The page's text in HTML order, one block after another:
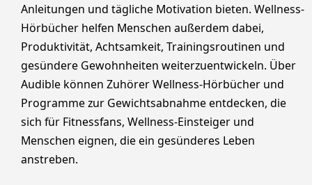
Anleitungen und tägliche Motivation bieten. Wellness-
Hörbücher helfen Menschen außerdem dabei,
Produktivität, Achtsamkeit, Trainingsroutinen und
gesündere Gewohnheiten weiterzuentwickeln. Über
Audible können Zuhörer Wellness-Hörbücher und
Programme zur Gewichtsabnahme entdecken, die
sich für Fitnessfans, Wellness-Einsteiger und
Menschen eignen, die ein gesünderes Leben
anstreben.